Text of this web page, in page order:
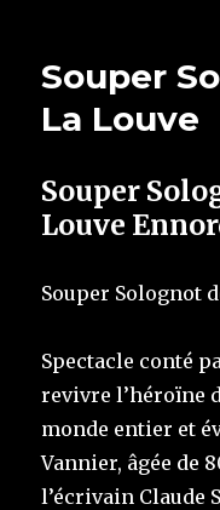
Souper
La Louve
Souper
Louve
Souper Solognot
Spectacle conté
revivre l’héroïne
monde entier et
Vannier, âgée de
l’écrivain Claude